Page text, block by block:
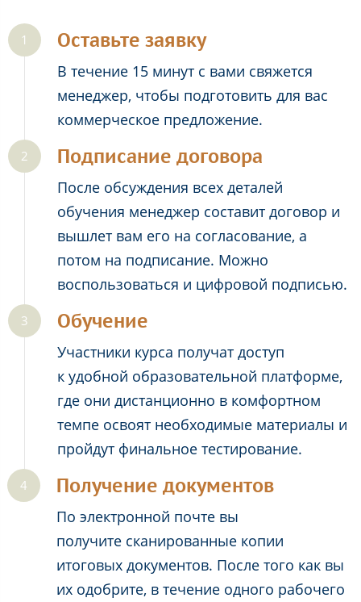
Оставьте заявку
В течение 15 минут с вами свяжется
менеджер, чтобы подготовить для вас
коммерческое предложение.
Подписание договора
После обсуждения всех деталей
обучения менеджер составит договор и
вышлет вам его на согласование, а
потом на подписание. Можно
воспользоваться и цифровой подписью.
Обучение
Участники курса получат доступ
к удобной образовательной платформе,
где они дистанционно в комфортном
темпе освоят необходимые материалы и
пройдут финальное тестирование.
Получение документов
По электронной почте вы
получите сканированные копии
итоговых документов. После того как вы
их одобрите, в течение одного рабочего